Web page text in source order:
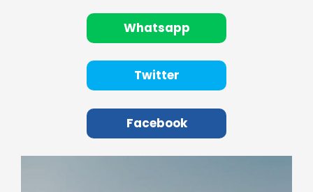
Whatsapp
Twitter
Facebook